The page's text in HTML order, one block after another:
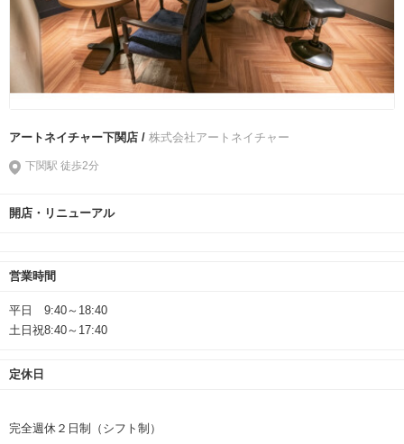
アートネイチャー下関店 / 株式会社アートネイチャー
下関駅 徒歩2分
開店・リニューアル
営業時間
平日 9:40～18:40
土日祝8:40～17:40
定休日
完全週休２日制（シフト制）